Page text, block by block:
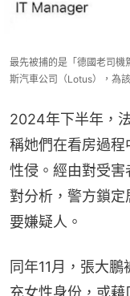
最先被捕的是「德國老司
斯汽車公司（Lotus），為
2024年下半年，
稱她們在看房過
性侵。經由對受
對分析，警方鎖
要嫌疑人。
同年11月，張大
充女性身份，或